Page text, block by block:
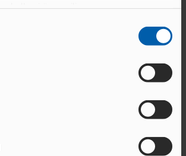
noggrannhet på upp till flera meter
dra tillbaka ditt samtycke när som
för att anpassa innehållet